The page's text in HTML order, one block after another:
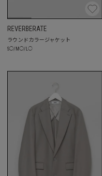
REVERBERATE
ラウンドカラージャケット
S◯/ M ◯/ ◯